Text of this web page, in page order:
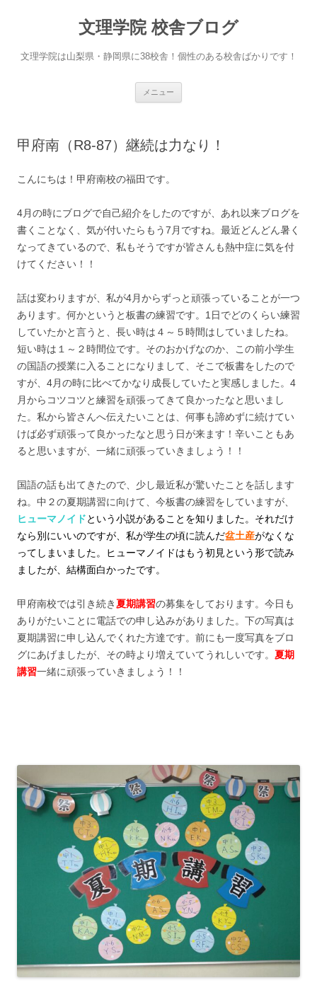
文理学院 校舎ブログ
文理学院は山梨県・静岡県に38校舎！個性のある校舎ばかりです！
メニュー
ス
キ
甲府南（R8-87）継続は力なり！
こんにちは！甲府南校の福田です。
4月の時にブログで自己紹介をしたのですが、あれ以来ブログを
書くことなく、気が付いたらもう7月ですね。最近どんどん暑く
なってきているので、私もそうですが皆さんも熱中症に気を付
けてください！！
話は変わりますが、私が4月からずっと頑張っていることが一つ
あります。何かというと板書の練習です。1日でどのくらい練習
していたかと言うと、長い時は４～５時間はしていましたね。
短い時は１～２時間位です。そのおかげなのか、この前小学生
の国語の授業に入ることになりまして、そこで板書をしたので
すが、4月の時に比べてかなり成長していたと実感しました。4
月からコツコツと練習を頑張ってきて良かったなと思いまし
た。私から皆さんへ伝えたいことは、何事も諦めずに続けてい
けば必ず頑張って良かったなと思う日が来ます！辛いこともあ
ると思いますが、一緒に頑張っていきましょう！！
国語の話も出てきたので、少し最近私が驚いたことを話します
ね。中２の夏期講習に向けて、今板書の練習をしていますが、
ヒューマノイドという小説があることを知りました。それだけ
なら別にいいのですが、私が学生の頃に読んだ盆土産がなくな
ってしまいました。ヒューマノイドはもう初見という形で読み
ましたが、結構面白かったです。
甲府南校では引き続き夏期講習の募集をしております。今日も
ありがたいことに電話での申し込みがありました。下の写真は
夏期講習に申し込んでくれた方達です。前にも一度写真をブロ
グにあげましたが、その時より増えていてうれしいです。 夏期
講習一緒に頑張っていきましょう！！